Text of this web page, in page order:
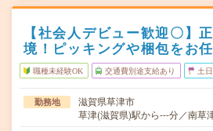
【社会人デビュー歓迎〇】
境！ピッキングや梱包をお任
職種未経験OK 交通費別途支給あり 土
勤務地
滋賀県草津市
草津(滋賀県)駅から---分／南草